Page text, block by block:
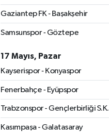
Gaziantep FK - Başakşehir
Samsunspor - Göztepe
17 Mayıs, Pazar
Kayserispor - Konyaspor
Fenerbahçe - Eyüpspor
Trabzonspor - Gençlerbirliği S.K.
Kasımpaşa - Galatasaray